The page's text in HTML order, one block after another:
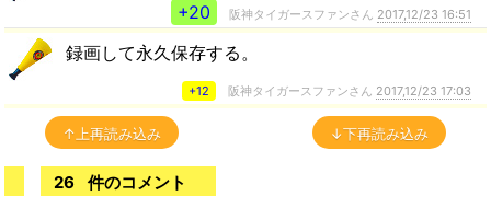
+20
阪神タイガースファンさん 2017,12/23 16:51
録画して永久保存する。
+12 阪神タイガースファンさん 2017,12/23 17:03
↑上再読み込み ↓下再読み込み
26 件のコメント